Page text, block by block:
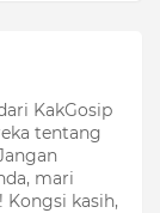
KakGosip
tentang
mari
kasih,